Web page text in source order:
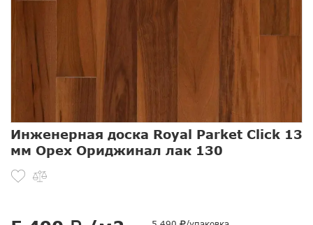
Инженерная доска Royal Parket Click 13
мм Орех Ориджинал лак 130